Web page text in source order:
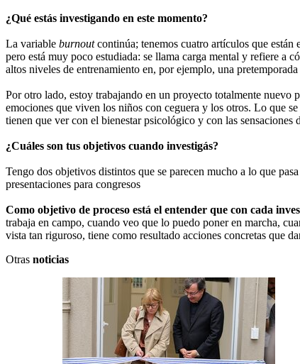
¿Qué estás investigando en este momento?
La variable burnoutcontinúa; tenemos cuatro artículos que están
pero está muy poco estudiada: se llama carga mental y refiere a
altos niveles de entrenamiento en, por ejemplo, una
Por otro lado, estoy trabajando en un proyecto totalmente nuevo
emociones que viven los niños con ceguera y los otros. Lo que
tienen que ver con el bienestar psicológico y con las sensaciones
¿Cuáles son tus objetivos cuando investigás?
Tengo dos objetivos distintos que se parecen mucho a lo que
presentaciones para congresos
Como objetivo de proceso está el entender que con cada
trabaja en campo, cuando veo que lo puedo poner en marcha,
vista tan riguroso, tiene como resultado acciones concretas que
Otras noticias